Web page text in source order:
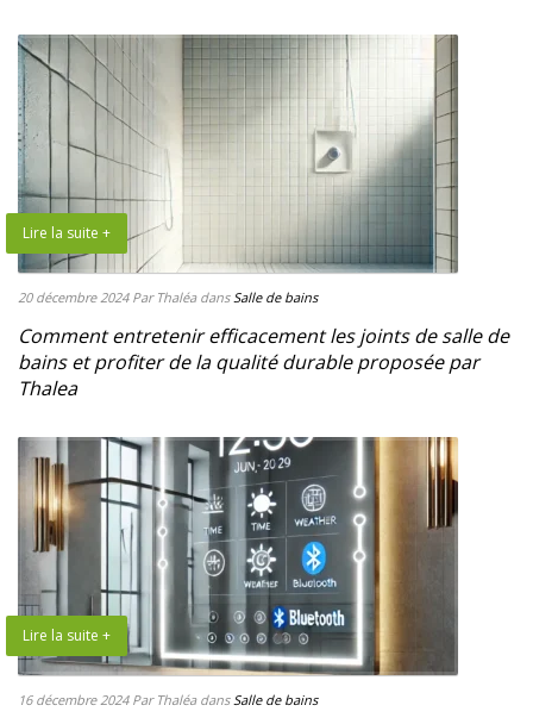
Lire la suite +
20 décembre 2024 Par Thaléa dansSalle de bains
Comment entretenir efficacement les joints de salle de
bains et profiter de la qualité durable proposée par
Thalea
Lire la suite +
16 décembre 2024 Par Thaléa dansSalle de bains